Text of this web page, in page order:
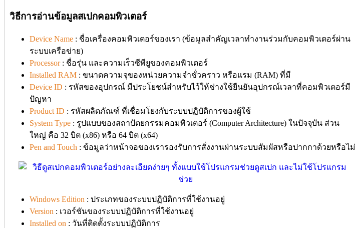
วิธีการอ่านข้อมูลสเปกคอมพิวเตอร์
Device Name : ชื่อเครื่องคอมพิวเตอร์ของเรา (ข้อมูลสำคัญเวลาทำงานร่วมกับคอมพิวเตอร์ผ่าน
ระบบเครือข่าย)
Processor: ชื่อรุ่น และความเร็วซีพียูของคอมพิวเตอร์
Installed RAM : ขนาดความจุของหน่วยความจำชั่วคราว หรือแรม (RAM) ที่มี
Device ID : รหัสของอุปกรณ์ มีประโยชน์สำหรับไว้ให้ช่างใช้ยืนยันอุปกรณ์เวลาที่คอมพิวเตอร์มี
ปัญหา
Product ID : รหัสผลิตภัณฑ์ ที่เชื่อมโยงกับระบบปฏิบัติการของผู้ใช้
System Type : รูปแบบของสถาปัตยกรรมคอมพิวเตอร์ (Computer Architecture) ในปัจจุบัน ส่วน
ใหญ่ คือ 32 บิต (x86) หรือ 64 บิต (x64)
Pen and Touch : ข้อมูลว่าหน้าจอของเรารองรับการสั่งงานผ่านระบบสัมผัสหรือปากกาด้วยหรือไม่
Windows Edition : ประเภทของระบบปฏิบัติการที่ใช้งานอยู่
Version : เวอร์ชันของระบบปฏิบัติการที่ใช้งานอยู่
Installed on : วันที่ติดตั้งระบบปฏิบัติการ